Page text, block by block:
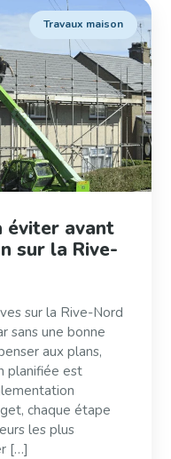
Travaux maison
éviter avant
sur la Rive-
sur la Rive-Nord
sans une bonne
aux plans,
planifiée est
chaque étape
les plus
[…]